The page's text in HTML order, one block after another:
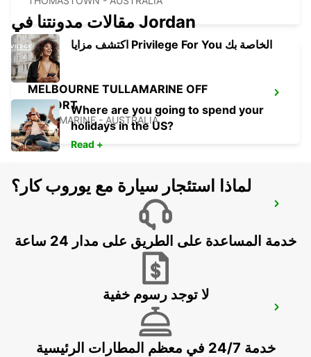
MELBOURNE TULLAMARINE OFF
AIRPORT
TULLAMARINE - AUSTRALIA
MELBOURNE CAMPBELLFIELD
CAMPBELLFIELD - AUSTRALIA
MELBOURNE BLACKBURN
BLACKBURN - AUSTRALIA
مقالات مدونتنا في Jordan
اكتشف مزايا Privilege For You الخاصة بك
Where are you going to spend your
holidays in the US?
Read +
لماذا استئجار سيارة مع يوروب كار؟
خدمة المساعدة على الطريق على مدار 24 ساعة
لا توجد رسوم خفية
خدمة 24/7 في معظم المطارات الرئيسية